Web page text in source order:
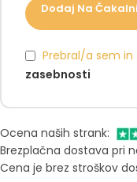
Dodaj Na
Prebral/a sem in
zasebnosti
Ocena naših strank:
Brezplačna dostava pri
Cena je brez stroškov